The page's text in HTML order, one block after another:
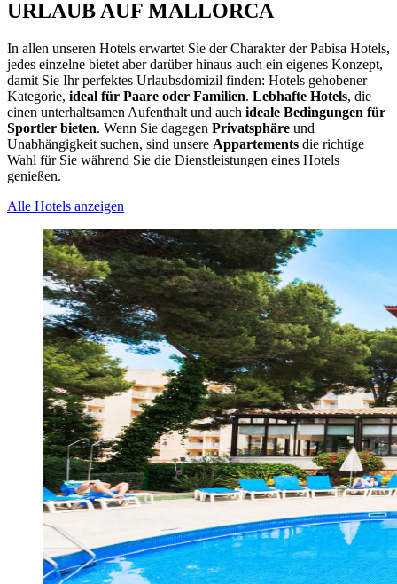
URLAUB AUF MALLORCA
In allen unseren Hotels erwartet Sie der Charakter der Pabisa Hotels,
jedes einzelne bietet aber darüber hinaus auch ein eigenes Konzept,
damit Sie Ihr perfektes Urlaubsdomizil finden: Hotels gehobener
Kategorie, ideal für Paare oder Familien. Lebhafte Hotels, die
einen unterhaltsamen Aufenthalt und auch ideale Bedingungen für
Sportler bieten. Wenn Sie dagegen Privatsphäre und
Unabhängigkeit suchen, sind unsere Appartements die richtige
Wahl für Sie während Sie die Dienstleistungen eines Hotels
genießen.
Alle Hotels anzeigen